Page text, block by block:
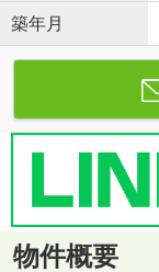
築年月
物件概要